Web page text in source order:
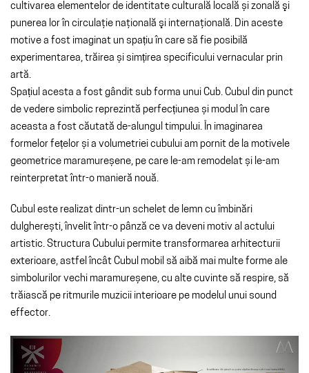
cultivarea elementelor de identitate culturală locală și zonală şi
punerea lor în circulaţie naţională şi internaţională. Din aceste
motive a fost imaginat un spațiu în care să fie posibilă
experimentarea, trăirea și simțirea specificului vernacular prin
artă.
Spațiul acesta a fost gândit sub forma unui Cub. Cubul din punct
de vedere simbolic reprezintă perfecțiunea și modul în care
aceasta a fost căutată de-alungul timpului. În imaginarea
formelor fețelor și a volumetriei cubului am pornit de la motivele
geometrice maramureșene, pe care le-am remodelat și le-am
reinterpretat într-o manieră nouă.
Cubul este realizat dintr-un schelet de lemn cu îmbinări
dulgherești, învelit într-o pânză ce va deveni motiv al actului
artistic. Structura Cubului permite transformarea arhitecturii
exterioare, astfel încât Cubul mobil să aibă mai multe forme ale
simbolurilor vechi maramureșene, cu alte cuvinte să respire, să
trăiască pe ritmurile muzicii interioare pe modelul unui sound
effector.